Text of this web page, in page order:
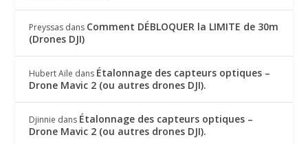
Preyssas dans Comment DÉBLOQUER la LIMITE de 30m
(Drones DJI)
Hubert Aile dans Étalonnage des capteurs optiques –
Drone Mavic 2 (ou autres drones DJI).
Djinnie dans Étalonnage des capteurs optiques –
Drone Mavic 2 (ou autres drones DJI).